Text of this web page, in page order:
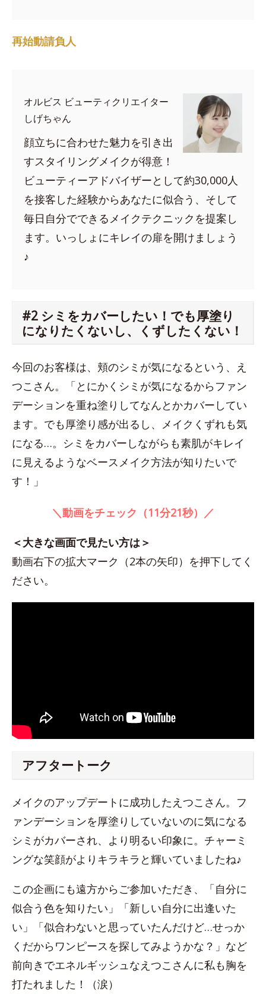
再始動請負人
オルビス ビューティクリエイター
しげちゃん
顔立ちに合わせた魅力を引き出
すスタイリングメイクが得意！
ビューティーアドバイザーとして約30,000人
を接客した経験からあなたに似合う、そして
毎日自分でできるメイクテクニックを提案し
ます。いっしょにキレイの扉を開けましょう
♪
#2 シミをカバーしたい！でも厚塗り
になりたくないし、くずしたくない！
今回のお客様は、頬のシミが気になるという、え
つこさん。「とにかくシミが気になるからファン
デーションを重ね塗りしてなんとかカバーしてい
ます。でも厚塗り感が出るし、メイクくずれも気
になる…。シミをカバーしながらも素肌がキレイ
に見えるようなベースメイク方法が知りたいで
す！」
＼動画をチェック（11分21秒）／
＜大きな画面で見たい方は＞
動画右下の拡大マーク（2本の矢印）を押下してく
ださい。
アフタートーク
メイクのアップデートに成功したえつこさん。フ
ァンデーションを厚塗りしていないのに気になる
シミがカバーされ、より明るい印象に。チャーミ
ングな笑顔がよりキラキラと輝いていましたね♪
この企画にも遠方からご参加いただき、「自分に
似合う色を知りたい」「新しい自分に出逢いた
い」「似合わないと思っていたんだけど…せっか
くだからワンピースを探してみようかな？」など
前向きでエネルギッシュなえつこさんに私も胸を
打たれました！（涙）